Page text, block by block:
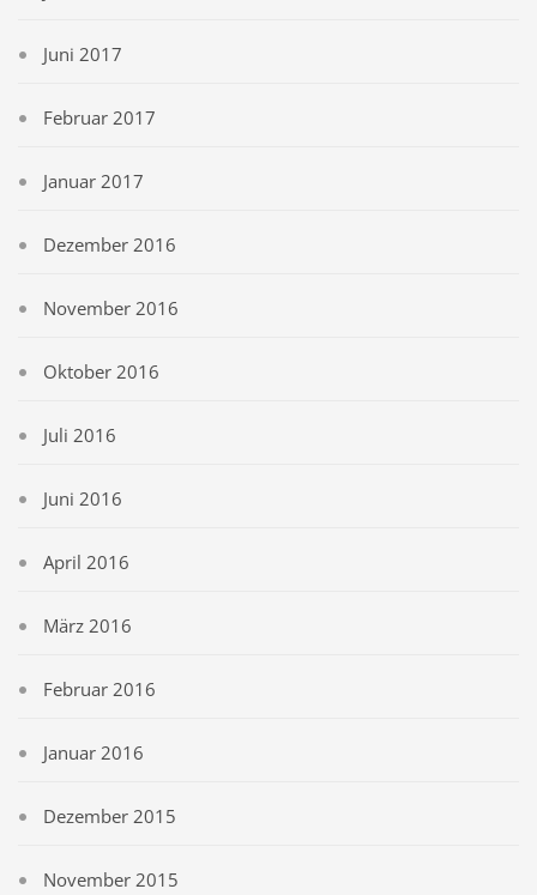
Juni 2017
Februar 2017
Januar 2017
Dezember 2016
November 2016
Oktober 2016
Juli 2016
Juni 2016
April 2016
März 2016
Februar 2016
Januar 2016
Dezember 2015
November 2015